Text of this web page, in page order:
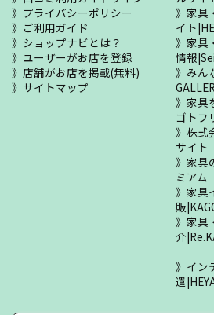
プライバシーポリシー
ご利用ガイド
ショップナビとは？
ユーザーがお店を登録
店舗がお店を掲載(無料)
サイトマップ
家具
イト
家具
情報
みん
家具
ゴトフ
株式
サイト
家具
ミアム
家具
販
家具
介
イン
遣